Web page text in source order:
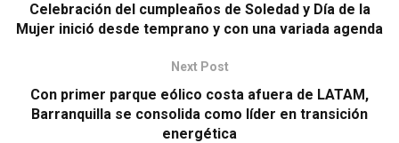
Celebración del cumpleaños de Soledad y Día de la
Mujer inició desde temprano y con una variada agenda
Next Post
Con primer parque eólico costa afuera de LATAM,
Barranquilla se consolida como líder en transición
energética